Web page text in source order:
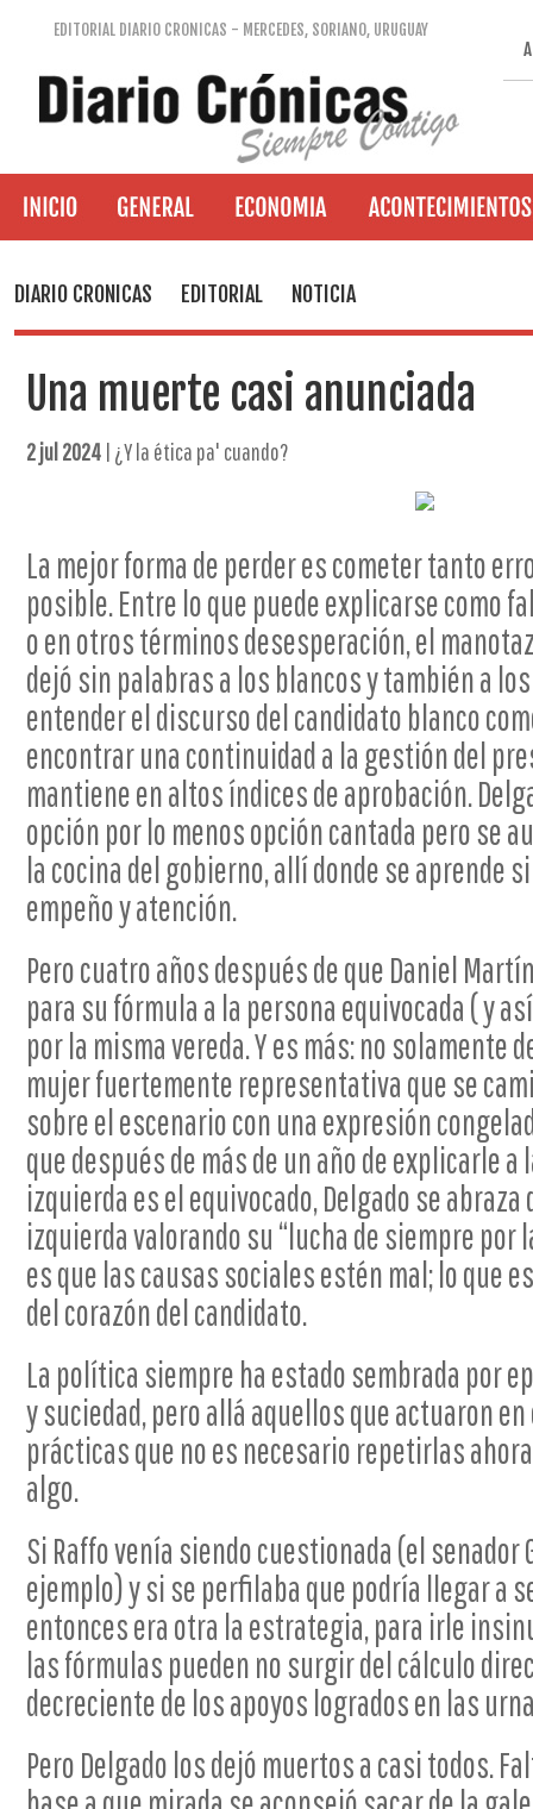
EDITORIAL DIARIO CRONICAS - MERCEDES, SORIANO, URUGUAY
DIARIO CRONICAS EDITORIAL NOTICIA
Una muerte casi anunciada
2 jul 2024 | ¿Y la ética pa' cuando?
La mejor forma de perder es cometer tanto
posible. Entre lo que puede explicarse como
o en otros términos desesperación, el
dejó sin palabras a los blancos y también a
entender el discurso del candidato blanco
encontrar una continuidad a la gestión del
mantiene en altos índices de aprobación.
opción por lo menos opción cantada pero se
la cocina del gobierno, allí donde se aprende
empeño y atención.
Pero cuatro años después de que Daniel
para su fórmula a la persona equivocada ( y
por la misma vereda. Y es más: no solamente
mujer fuertemente representativa que se
sobre el escenario con una expresión
que después de más de un año de explicarle
izquierda es el equivocado, Delgado se
izquierda valorando su “lucha de siempre por
es que las causas sociales estén mal; lo que
del corazón del candidato.
La política siempre ha estado sembrada por
y suciedad, pero allá aquellos que actuaron
prácticas que no es necesario repetirlas
algo.
Si Raffo venía siendo cuestionada (el senador
ejemplo) y si se perfilaba que podría llegar a
entonces era otra la estrategia, para irle
las fórmulas pueden no surgir del cálculo
decreciente de los apoyos logrados en las
Pero Delgado los dejó muertos a casi todos.